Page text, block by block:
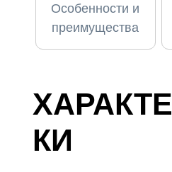
Особенности и
преимущества
КИ